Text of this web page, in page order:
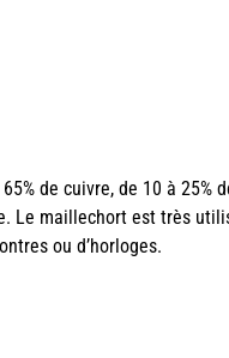
de cuivre, de 10 à 25%
Le maillechort est très
ou d’horloges.